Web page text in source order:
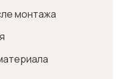
монтажа